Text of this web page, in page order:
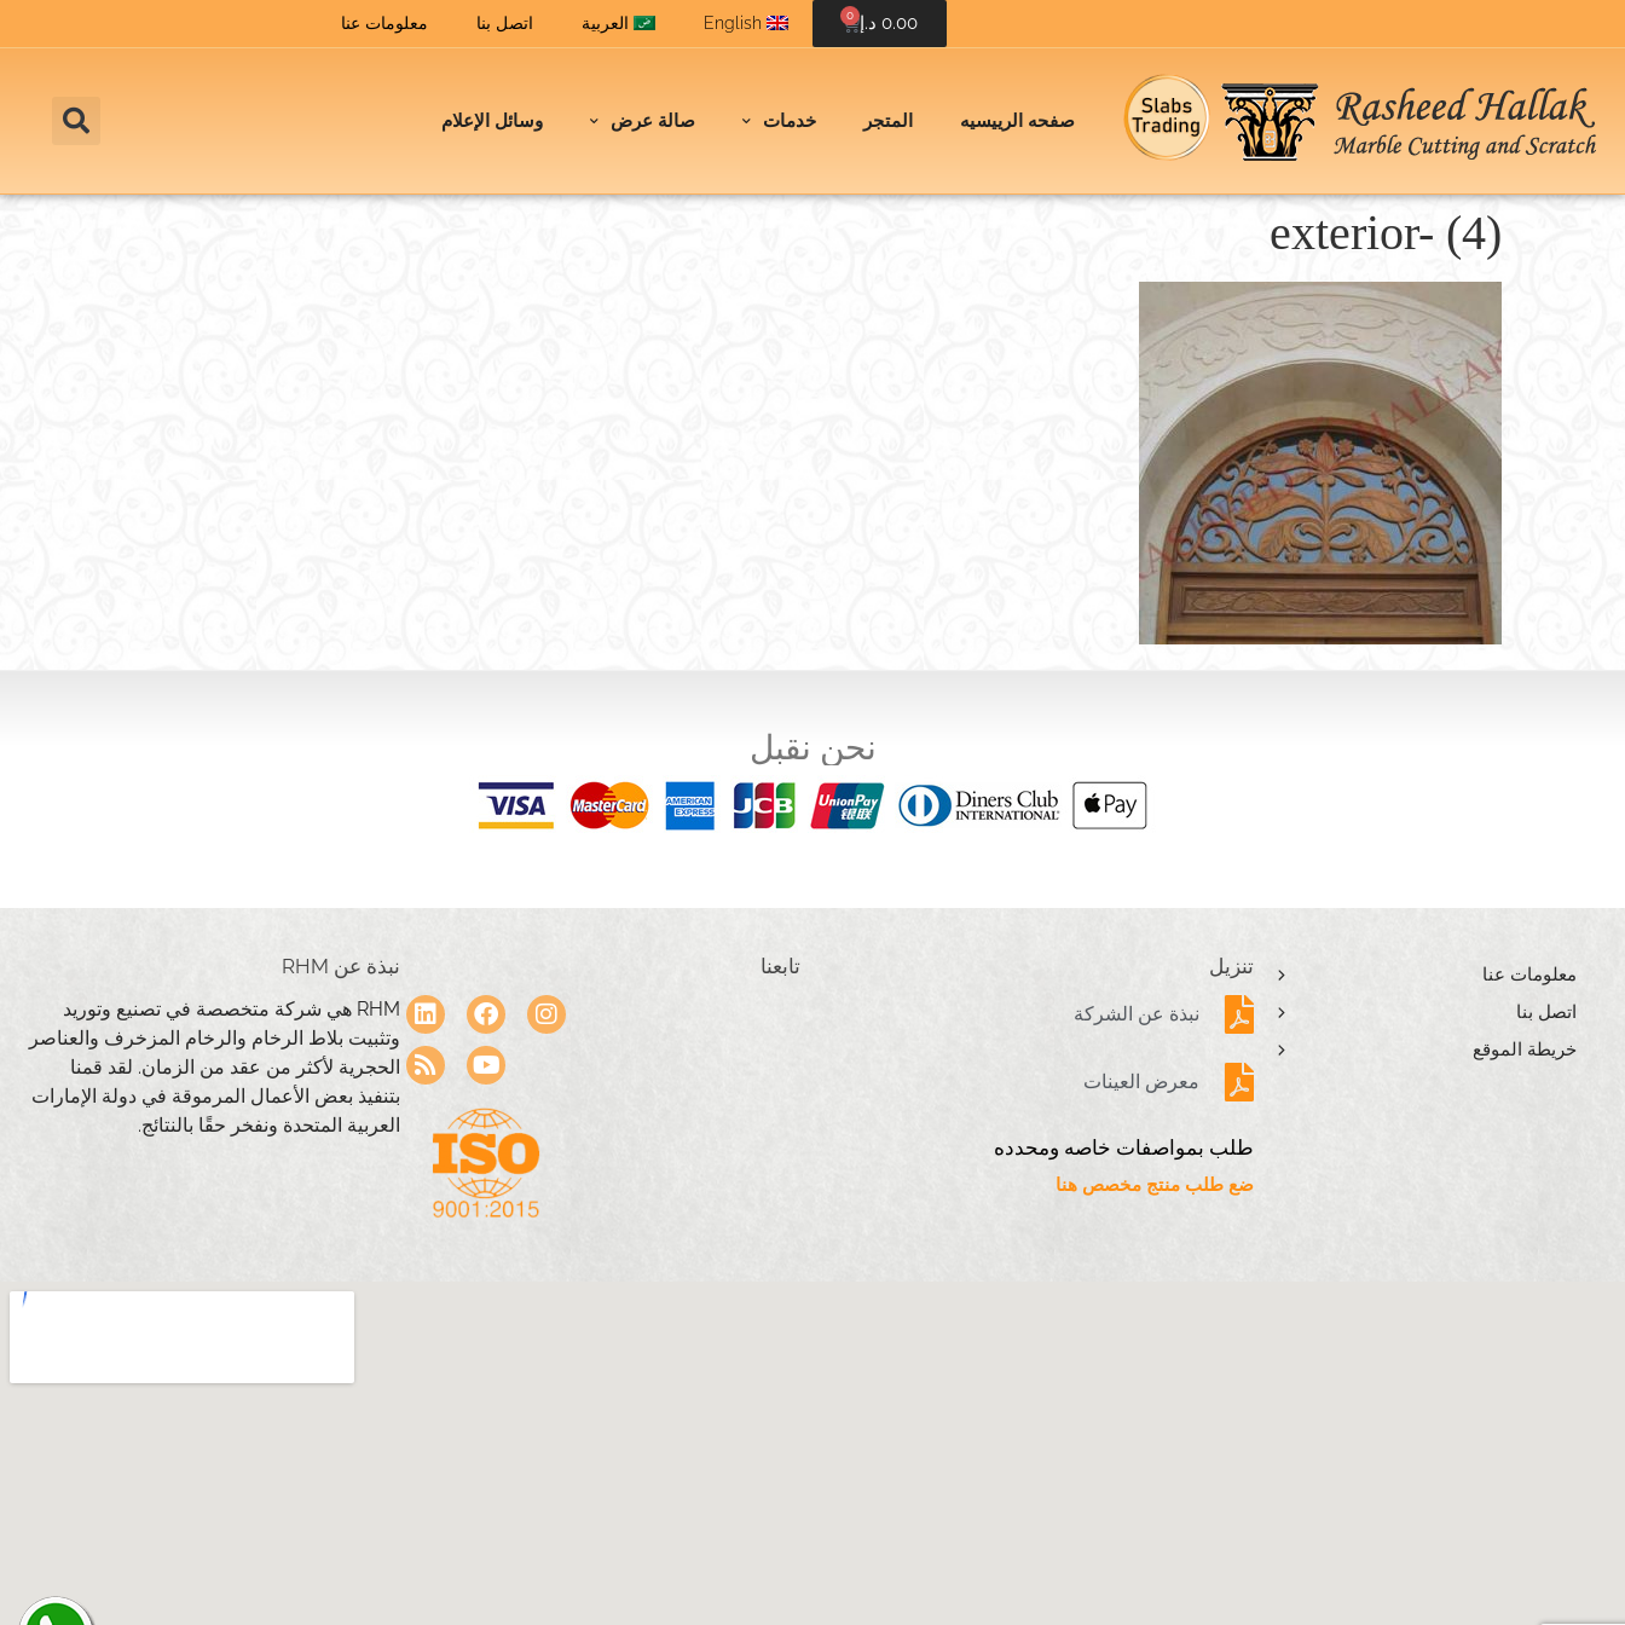
0.00 د.إ 0
English العربية اتصل بنا معلومات عنا
صفحه الرييسيه المتجر خدمات صالة عرض وسائل الإعلام
exterior- (4)
نحن نقبل
معلومات عنا
اتصل بنا
خريطة الموقع
تنزيل
نبذة عن الشركة
معرض العينات
طلب بمواصفات خاصه ومحدده
ضع طلب منتج مخصص هنا
تابعنا نبذة عن RHM
RHM هي شركة متخصصة في تصنيع وتوريد
وتثبيت بلاط الرخام والرخام المزخرف والعناصر
الحجرية لأكثر من عقد من الزمان. لقد قمنا
بتنفيذ بعض الأعمال المرموقة في دولة الإمارات
العربية المتحدة ونفخر حقًا بالنتائج.